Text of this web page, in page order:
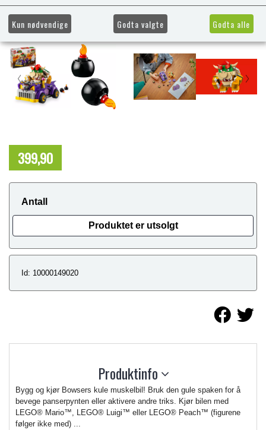
399,90
Antall
Produktet er utsolgt
Id: 10000149020
Produktinfo
Bygg og kjør Bowsers kule muskelbil! Bruk den gule spaken for å
bevege panserpynten eller aktivere andre triks. Kjør bilen med
LEGO® Mario™, LEGO® Luigi™ eller LEGO® Peach™ (figurene
følger ikke med) ...
Kun nødvendige Godta valgte Godta alle